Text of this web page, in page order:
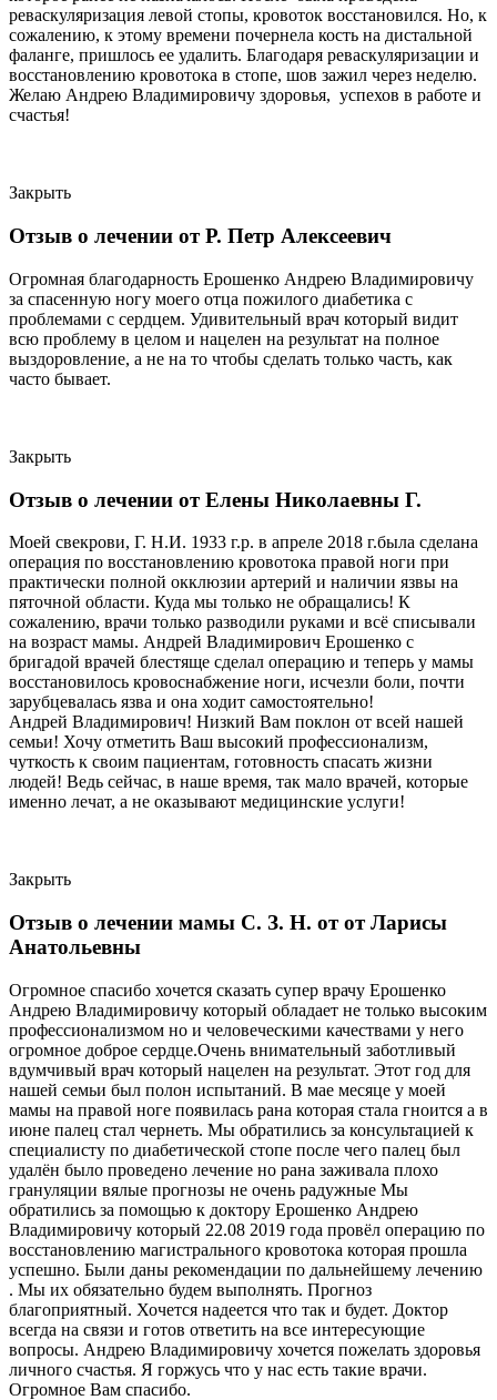
реваскуляризация левой стопы, кровоток восстановился. Но, к
сожалению, к этому времени почернела кость на дистальной
фаланге, пришлось ее удалить. Благодаря реваскуляризации и
восстановлению кровотока в стопе, шов зажил через неделю.
Желаю Андрею Владимировичу здоровья, успехов в работе и
счастья!
Закрыть
Отзыв о лечении от Р. Петр Алексеевич
Огромная благодарность Ерошенко Андрею Владимировичу
за спасенную ногу моего отца пожилого диабетика с
проблемами с сердцем. Удивительный врач который видит
всю проблему в целом и нацелен на результат на полное
выздоровление, а не на то чтобы сделать только часть, как
часто бывает.
Закрыть
Отзыв о лечении от Елены Николаевны Г.
Моей свекрови, Г. Н.И. 1933 г.р. в апреле 2018 г.была сделана
операция по восстановлению кровотока правой ноги при
практически полной окклюзии артерий и наличии язвы на
пяточной области. Куда мы только не обращались! К
сожалению, врачи только разводили руками и всё списывали
на возраст мамы. Андрей Владимирович Ерошенко с
бригадой врачей блестяще сделал операцию и теперь у мамы
восстановилось кровоснабжение ноги, исчезли боли, почти
зарубцевалась язва и она ходит самостоятельно!
Андрей Владимирович! Низкий Вам поклон от всей нашей
семьи! Хочу отметить Ваш высокий профессионализм,
чуткость к своим пациентам, готовность спасать жизни
людей! Ведь сейчас, в наше время, так мало врачей, которые
именно лечат, а не оказывают медицинские услуги!
Закрыть
Отзыв о лечении мамы С. З. Н. от от Ларисы
Анатольевны
Огромное спасибо хочется сказать супер врачу Ерошенко
Андрею Владимировичу который обладает не только высоким
профессионализмом но и человеческими качествами у него
огромное доброе сердце.Очень внимательный заботливый
вдумчивый врач который нацелен на результат. Этот год для
нашей семьи был полон испытаний. В мае месяце у моей
мамы на правой ноге появилась рана которая стала гноится а в
июне палец стал чернеть. Мы обратились за консультацией к
специалисту по диабетической стопе после чего палец был
удалён было проведено лечение но рана заживала плохо
грануляции вялые прогнозы не очень радужные Мы
обратились за помощью к доктору Ерошенко Андрею
Владимировичу который 22.08 2019 года провёл операцию по
восстановлению магистрального кровотока которая прошла
успешно. Были даны рекомендации по дальнейшему лечению
. Мы их обязательно будем выполнять. Прогноз
благоприятный. Хочется надеется что так и будет. Доктор
всегда на связи и готов ответить на все интересующие
вопросы. Андрею Владимировичу хочется пожелать здоровья
личного счастья. Я горжусь что у нас есть такие врачи.
Огромное Вам спасибо.